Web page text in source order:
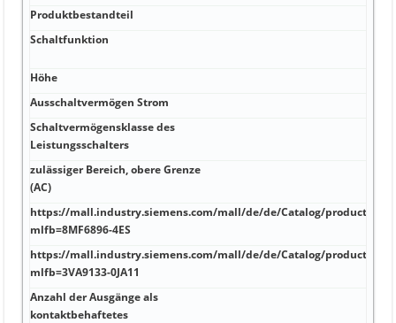
Produktbestandteil
Schaltfunktion
Höhe
Ausschaltvermögen Strom
Schaltvermögensklasse des
Leistungsschalters
zulässiger Bereich, obere Grenze
(AC)
https://mall.industry.siemens.com/mall/de/de/Catalog/product?
mlfb=8MF6896-4ES
https://mall.industry.siemens.com/mall/de/de/Catalog/product?
mlfb=3VA9133-0JA11
Anzahl der Ausgänge als
kontaktbehaftetes